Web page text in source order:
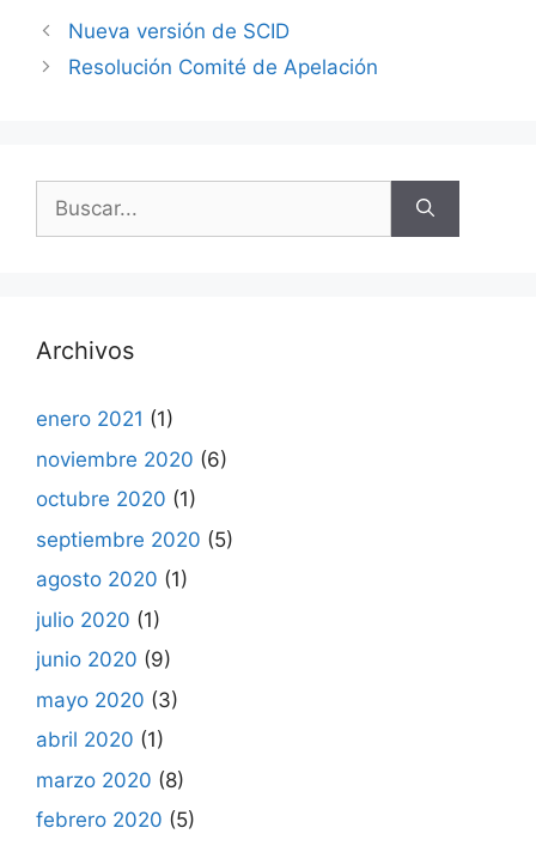
Nueva versión de SCID
Resolución Comité de Apelación
Buscar:
Archivos
enero 2021 (1)
noviembre 2020 (6)
octubre 2020 (1)
septiembre 2020 (5)
agosto 2020 (1)
julio 2020 (1)
junio 2020 (9)
mayo 2020 (3)
abril 2020 (1)
marzo 2020 (8)
febrero 2020 (5)